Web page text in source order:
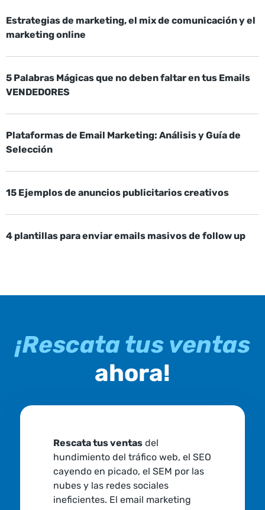
Estrategias de marketing, el mix de comunicación y el
marketing online
5 Palabras Mágicas que no deben faltar en tus Emails
VENDEDORES
Plataformas de Email Marketing: Análisis y Guía de
Selección
15 Ejemplos de anuncios publicitarios creativos
4 plantillas para enviar emails masivos de follow up
¡Rescata tus ventas
ahora!
Rescata tus ventasdel
hundimiento del tráfico web, el SEO
cayendo en picado, el SEM por las
nubes y las redes sociales
ineficientes. El email marketing